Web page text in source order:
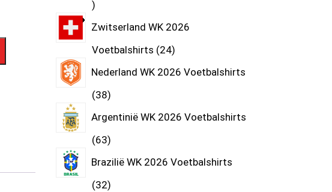
Zwitserland WK 2026
Voetbalshirts 24
Nederland WK 2026 Voetbalshirts
38
Argentinië WK 2026 Voetbalshirts
63
Brazilië WK 2026 Voetbalshirts
32